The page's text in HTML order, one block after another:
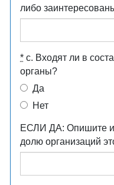
либо
* c. Входят ли в
органы?
Да
Нет
ЕСЛИ ДА: Опишите
долю организаций